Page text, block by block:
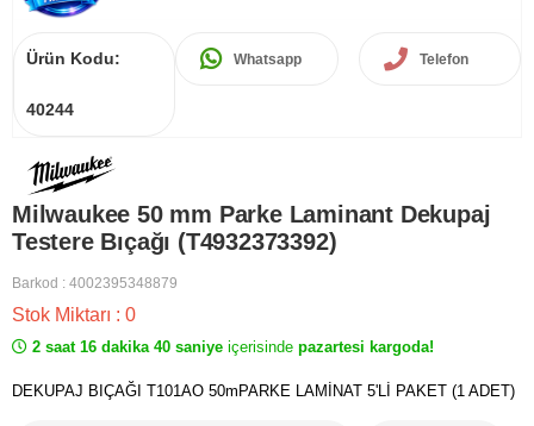
Ürün Kodu:
40244
Whatsapp Telefon
Milwaukee 50 mm Parke Laminant Dekupaj
Testere Bıçağı (T4932373392)
Barkod : 4002395348879
Stok Miktarı : 0
2 saat 16 dakika 40 saniye içerisinde pazartesi kargoda!
DEKUPAJ BIÇAĞI T101AO 50mPARKE LAMİNAT 5'Lİ PAKET (1 ADET)